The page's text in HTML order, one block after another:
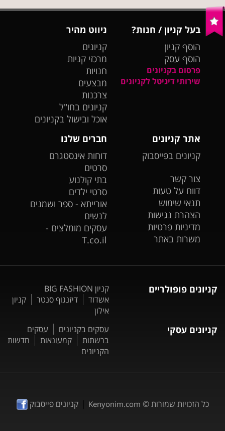
בעל קניון / חנות?
הוסף קניון
הוסף עסק
פרסום בקניונים
שירותי דיגיטל לקניונים
ניווט מהיר
קניונים
מרכזי קניות
חנויות
מבצעים
צרכנות
קניונים בחו"ל
אוכל ובישול בקניונים
אתר קניונים
קניונים בפייסבוק
צור קשר
דווח על טעות
תנאי שימוש
הצהרת נגישות
מדיניות פרטיות
משרות באתר
חברים שלנו
דוחות אינסטגרם
סרטים
בתי קולנוע
סרטי ילדים
אורייתא - ספר ושמנים
לנשים
עסקים מומלצים -
T.co.il
קניונים פופולריים
קניון BIG FASHION
אשדוד
דיזנגוף סנטר
קניון
אילון
קניונים עסקי עסקים בקניונים
עסקים
ברשתות
קמעונאות
חדשות
הקניונים
כל הזכויות שמורות © Kenyonim.com
|קניונים פייסבוק